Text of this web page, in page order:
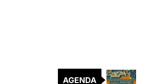
AGENDA